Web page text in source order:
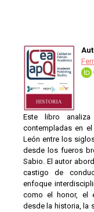
Este libro analiza
contempladas en
León entre los
desde los fueros
Sabio. El autor
castigo de
enfoque
como el honor, el
desde la historia, la